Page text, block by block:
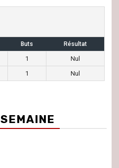
Buts Résultat
1
Nul
1 Nul